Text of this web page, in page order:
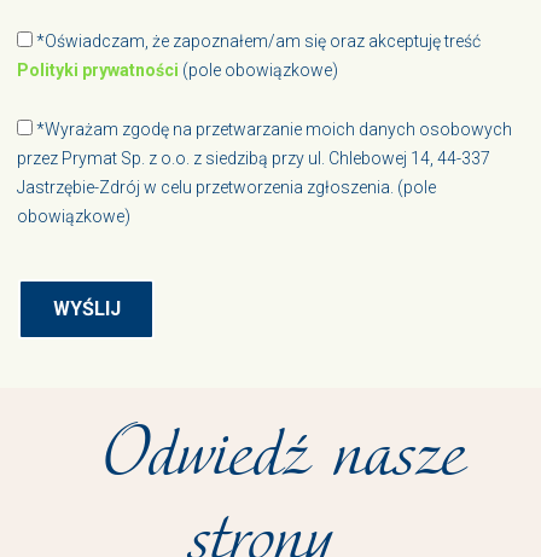
*Oświadczam, że zapoznałem/am się oraz akceptuję treść
Polityki prywatności (pole obowiązkowe)
*Wyrażam zgodę na przetwarzanie moich danych osobowych
przez Prymat Sp. z o.o. z siedzibą przy ul. Chlebowej 14, 44-337
Jastrzębie-Zdrój w celu przetworzenia zgłoszenia. (pole
obowiązkowe)
Odwiedź nasze